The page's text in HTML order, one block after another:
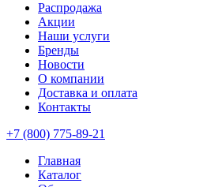
Распродажа
Акции
Наши услуги
Бренды
Новости
О компании
Доставка и оплата
Контакты
+7 (800) 775-89-21
Главная
Каталог